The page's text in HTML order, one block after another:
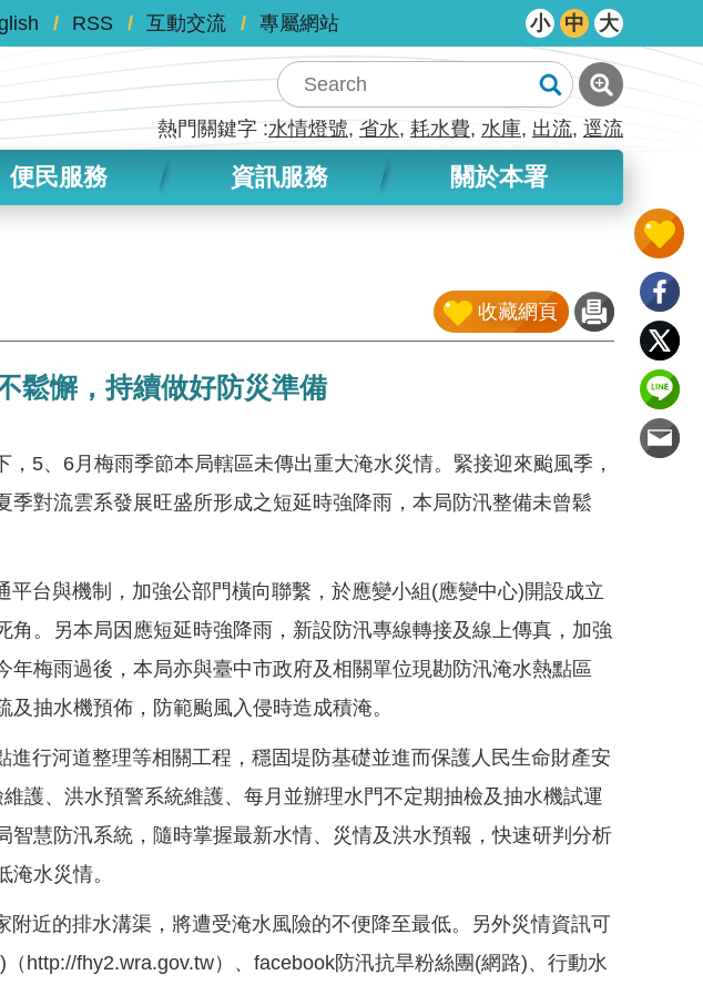
RSS 互動交流 專屬網站 小 中 大
熱門關鍵字 水情燈號 省水 耗水費 水庫 出流 逕流
便民服務 資訊服務 關於本署
收藏網頁
鬆懈，持續做好防災準備
、6月梅雨季節本局轄區未傳出重大淹水災情。緊接迎來颱風季，
季對流雲系發展旺盛所形成之短延時強降雨，本局防汛整備未曾鬆
台與機制，加強公部門橫向聯繫，於應變小組(應變中心)開設成立
角。另本局因應短延時強降雨，新設防汛專線轉接及線上傳真，加強
年梅雨過後，本局亦與臺中市政府及相關單位現勘防汛淹水熱點區
及抽水機預佈，防範颱風入侵時造成積淹。
行河道整理等相關工程，穩固堤防基礎並進而保護人民生命財產安
護、洪水預警系統維護、每月並辦理水門不定期抽檢及抽水機試運
智慧防汛系統，隨時掌握最新水情、災情及洪水預報，快速研判分析
水災情。
近的排水溝渠，將遭受淹水風險的不便降至最低。另外災情資訊可
http://fhy2.wra.gov.tw）、facebook防汛抗旱粉絲團(網路)、行動水